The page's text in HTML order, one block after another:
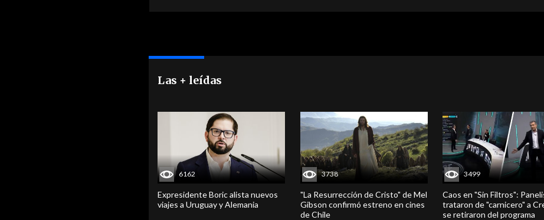
Las + leídas
6162
Expresidente Boric alista nuevos
viajes a Uruguay y Alemania
3738
"La Resurrección de Cristo" de Mel
Gibson confirmó estreno en cines
de Chile
3499
Caos en "Sin Filtros":
trataron de "carnicero" a
se retiraron del programa